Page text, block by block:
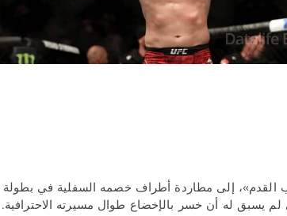
لم يسبق له أن خسر بالإخضاع طوال مسيرته